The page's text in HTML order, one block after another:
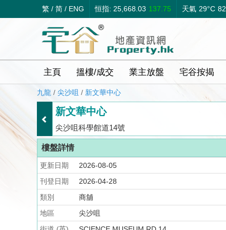
繁 / 简 / ENG 恒指: 25,668.03 137.75 天氣 29°C
主頁 搵樓/成交 業主放盤 宅谷按揭
九龍 / 尖沙咀 / 新文華中心
新文華中心
尖沙咀科學館道14號
樓盤詳情
更新日期
2026-08-05
刊登日期
2026-04-28
類別
商舖
地區
尖沙咀